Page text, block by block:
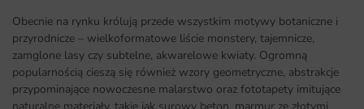
Obecnie na rynku królują przede wszystkim motywy botaniczne i
przyrodnicze – wielkoformatowe liście monstery, tajemnicze,
zamglone lasy czy subtelne, akwarelowe kwiaty. Ogromną
popularnością cieszą się również wzory geometryczne, abstrakcje
przypominające nowoczesne malarstwo oraz fototapety imitujące